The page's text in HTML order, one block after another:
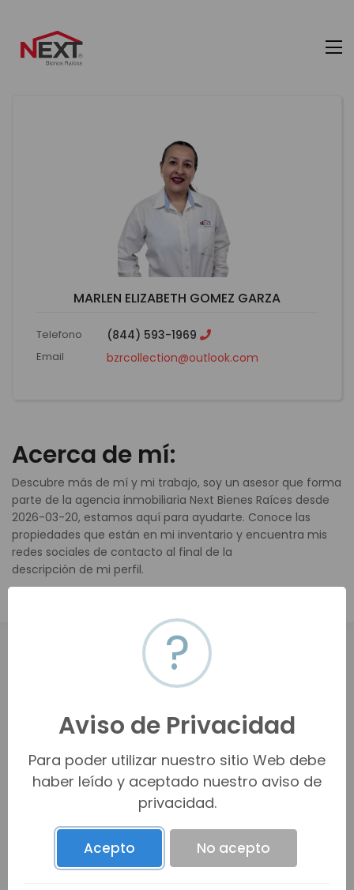
MARLEN ELIZABETH GOMEZ GARZA
Telefono (844) 593-1969
Email bzrcollection@outlook.com
Acerca de mí:
Descubre más de mí y mi trabajo, soy un asesor que forma
parte de la agencia inmobiliaria Next Bienes Raíces desde
2026-03-20, estamos aquí para ayudarte. Conoce las
propiedades que están en mi inventario y encuentra mis
redes sociales de contacto al final de la
descripción de mi perfil.
Venta (0)
?
Aviso de Privacidad
Para poder utilizar nuestro sitio Web debe
haber leído y aceptado nuestro aviso de
privacidad.
Acepto No acepto